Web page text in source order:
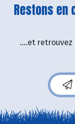
Restons
....et